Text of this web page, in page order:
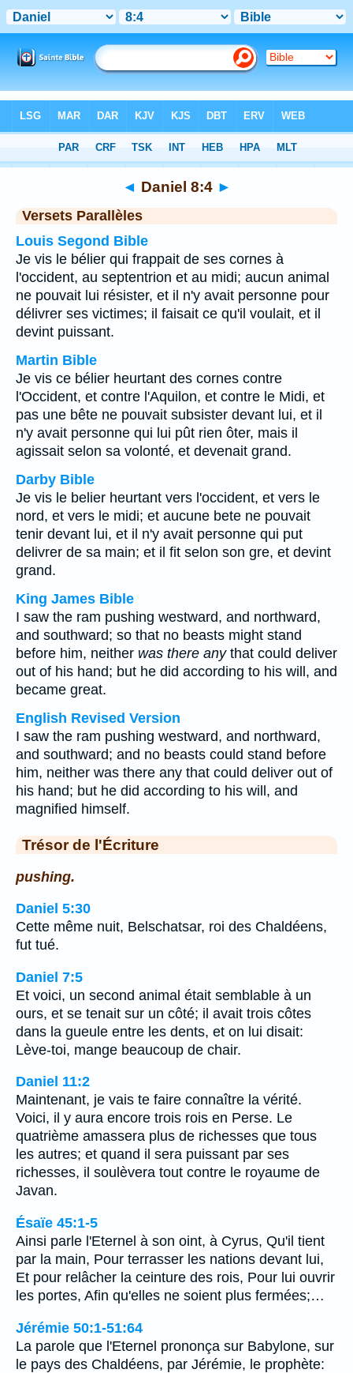
Chapitre 8> Verset 4
◄ Daniel 8:4 ►
Versets Parallèles
Louis Segond Bible
Je vis le bélier qui frappait de ses cornes à
l'occident, au septentrion et au midi; aucun animal
ne pouvait lui résister, et il n'y avait personne pour
délivrer ses victimes; il faisait ce qu'il voulait, et il
devint puissant.
Martin Bible
Je vis ce bélier heurtant des cornes contre
l'Occident, et contre l'Aquilon, et contre le Midi, et
pas une bête ne pouvait subsister devant lui, et il
n'y avait personne qui lui pût rien ôter, mais il
agissait selon sa volonté, et devenait grand.
Darby Bible
Je vis le belier heurtant vers l'occident, et vers le
nord, et vers le midi; et aucune bete ne pouvait
tenir devant lui, et il n'y avait personne qui put
delivrer de sa main; et il fit selon son gre, et devint
grand.
King James Bible
I saw the ram pushing westward, and northward,
and southward; so that no beasts might stand
before him, neither was there anythat could deliver
out of his hand; but he did according to his will, and
became great.
English Revised Version
I saw the ram pushing westward, and northward,
and southward; and no beasts could stand before
him, neither was there any that could deliver out of
his hand; but he did according to his will, and
magnified himself.
Trésor de l'Écriture
pushing.
Daniel 5:30
Cette même nuit, Belschatsar, roi des Chaldéens,
fut tué.
Daniel 7:5
Et voici, un second animal était semblable à un
ours, et se tenait sur un côté; il avait trois côtes
dans la gueule entre les dents, et on lui disait:
Lève-toi, mange beaucoup de chair.
Daniel 11:2
Maintenant, je vais te faire connaître la vérité.
Voici, il y aura encore trois rois en Perse. Le
quatrième amassera plus de richesses que tous
les autres; et quand il sera puissant par ses
richesses, il soulèvera tout contre le royaume de
Javan.
Ésaïe 45:1-5
Ainsi parle l'Eternel à son oint, à Cyrus, Qu'il tient
par la main, Pour terrasser les nations devant lui,
Et pour relâcher la ceinture des rois, Pour lui ouvrir
les portes, Afin qu'elles ne soient plus fermées;…
Jérémie 50:1-51:64
La parole que l'Eternel prononça sur Babylone, sur
le pays des Chaldéens, par Jérémie, le prophète: